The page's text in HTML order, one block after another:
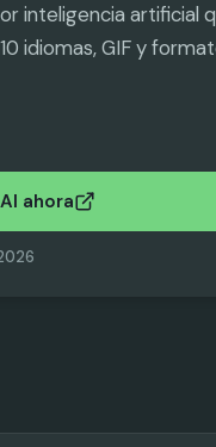
inteligencia artificial
idiomas, GIF y
ahora